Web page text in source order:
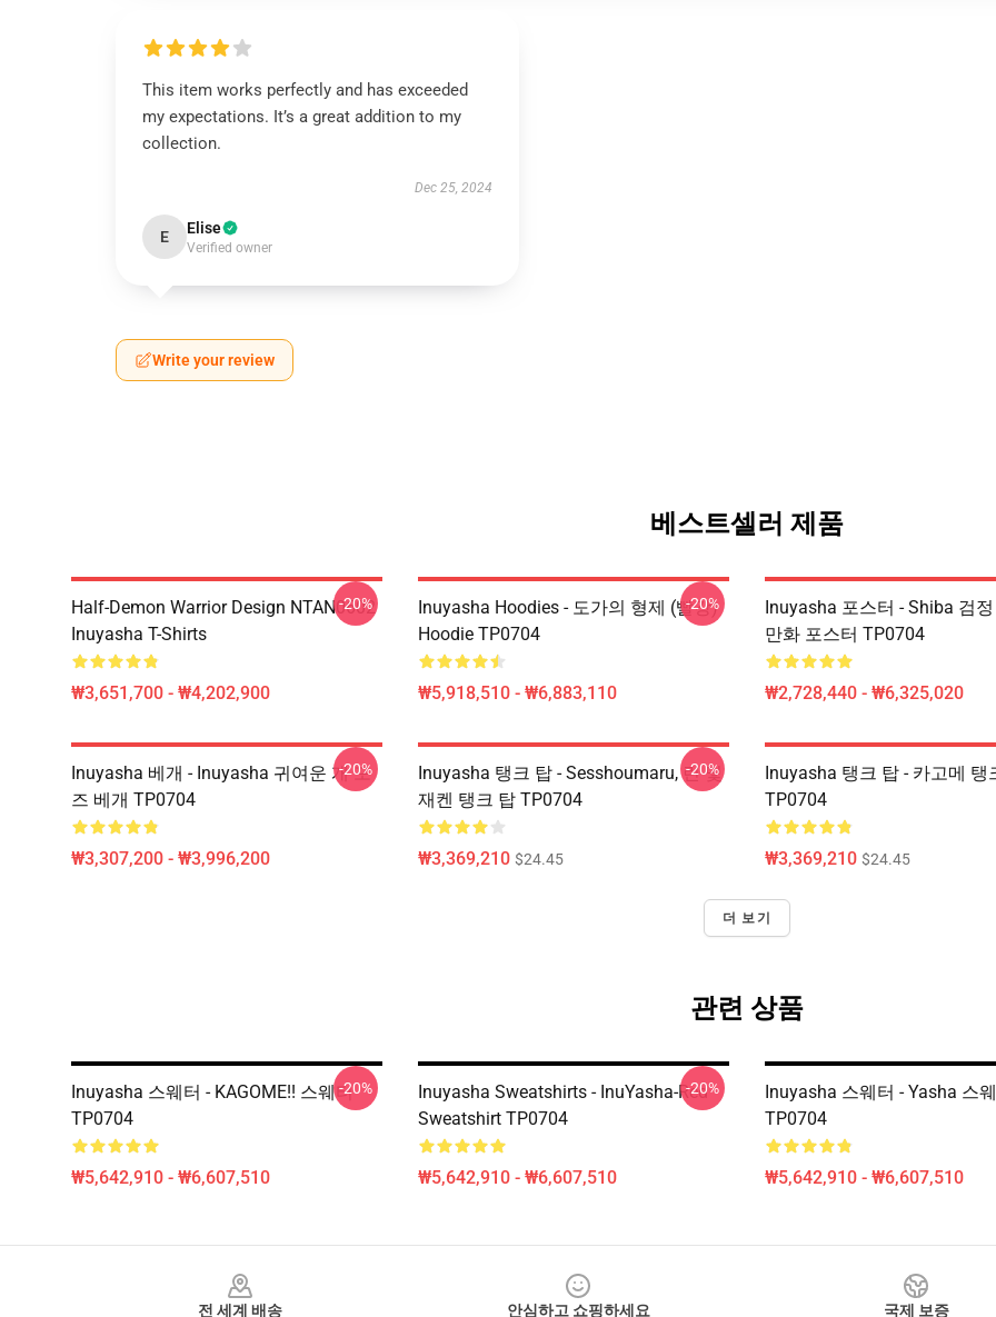
This item works perfectly and has exceeded
my expectations. It’s a great addition to my
collection.
Dec 25, 2024
E Elise
Verified owner
Write your review
베스트셀러 제품
Half-Demon Warrior Design NTAN0602
Inuyasha T-Shirts
₩3,651,700 - ₩4,202,900
-20%
Inuyasha Hoodies - 도가의 형제 (빨강)
Hoodie TP0704
₩5,918,510 - ₩6,883,110
-20%
Inuyasha 포스터 - Shiba 검
만화 포스터 TP0704
₩2,728,440 - ₩6,325,020
Inuyasha 베개 - Inuyasha 귀여운 개 포
즈 베개 TP0704
₩3,307,200 - ₩3,996,200
-20%
Inuyasha 탱크 탑 - Sesshoumaru, 린 및
재켄 탱크 탑 TP0704
₩3,369,210 $24.45
-20%
Inuyasha 탱크 탑 - 카고메 탱
TP0704
₩3,369,210 $24.45
더 보기
관련 상품
Inuyasha 스웨터 - KAGOME!! 스웨터
TP0704
₩5,642,910 - ₩6,607,510
-20%
Inuyasha Sweatshirts - InuYasha-Red
Sweatshirt TP0704
₩5,642,910 - ₩6,607,510
-20%
Inuyasha 스웨터 - Yasha 스
TP0704
₩5,642,910 - ₩6,607,510
전 세계 배송 안심하고 쇼핑하세요 국제 보증